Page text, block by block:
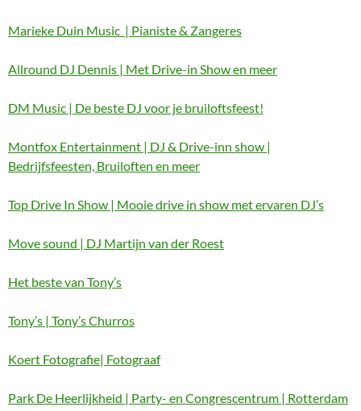
Marieke Duin Music | Pianiste & Zangeres
Allround DJ Dennis | Met Drive-in Show en meer
DM Music | De beste DJ voor je bruiloftsfeest!
Montfox Entertainment | DJ & Drive-inn show |
Bedrijfsfeesten, Bruiloften en meer
Top Drive In Show | Mooie drive in show met ervaren DJ’s
Move sound | DJ Martijn van der Roest
Het beste van Tony’s
Tony’s | Tony’s Churros
Koert Fotografie| Fotograaf
Park De Heerlijkheid | Party- en Congrescentrum | Rotterdam